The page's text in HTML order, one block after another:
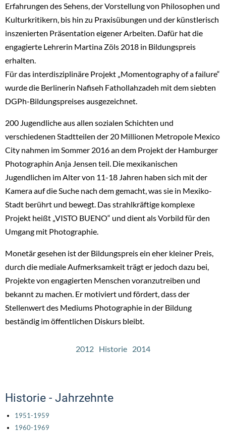
Erfahrungen des Sehens, der Vorstellung von Philosophen und
Kulturkritikern, bis hin zu Praxisübungen und der künstlerisch
inszenierten Präsentation eigener Arbeiten. Dafür hat die
engagierte Lehrerin Martina Zöls 2018 in Bildungspreis
erhalten.
Für das interdisziplinäre Projekt „Momentography of a failure“
wurde die Berlinerin Nafiseh Fathollahzadeh mit dem siebten
DGPh-Bildungspreises ausgezeichnet.
200 Jugendliche aus allen sozialen Schichten und
verschiedenen Stadtteilen der 20 Millionen Metropole Mexico
City nahmen im Sommer 2016 an dem Projekt der Hamburger
Photographin Anja Jensen teil. Die mexikanischen
Jugendlichen im Alter von 11-18 Jahren haben sich mit der
Kamera auf die Suche nach dem gemacht, was sie in Mexiko-
Stadt berührt und bewegt. Das strahlkräftige komplexe
Projekt heißt „VISTO BUENO“ und dient als Vorbild für den
Umgang mit Photographie.
Monetär gesehen ist der Bildungspreis ein eher kleiner Preis,
durch die mediale Aufmerksamkeit trägt er jedoch dazu bei,
Projekte von engagierten Menschen voranzutreiben und
bekannt zu machen. Er motiviert und fördert, dass der
Stellenwert des Mediums Photographie in der Bildung
beständig im öffentlichen Diskurs bleibt.
2012 Historie 2014
Historie - Jahrzehnte
1951-1959
1960-1969